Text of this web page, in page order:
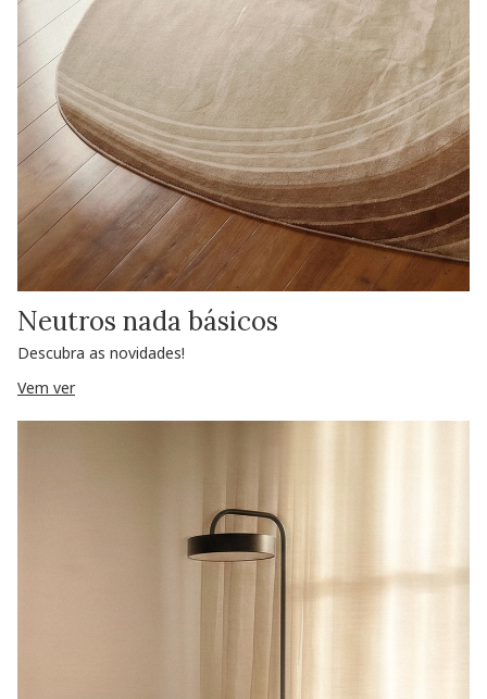
Neutros nada básicos
Descubra as novidades!
Vem ver